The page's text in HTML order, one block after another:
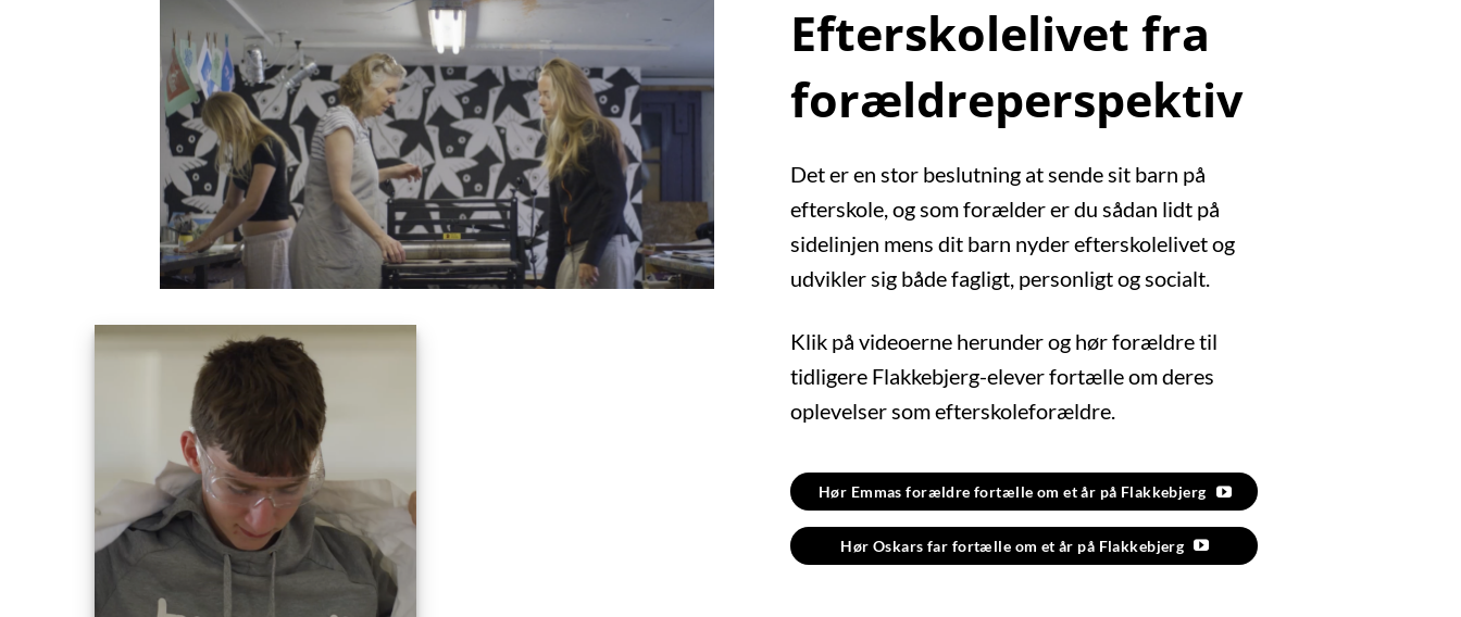
Efterskolelivet fra
forældreperspektiv
Det er en stor beslutning at sende sit barn på
efterskole, og som forælder er du sådan lidt på
sidelinjen mens dit barn nyder efterskolelivet og
udvikler sig både fagligt, personligt og socialt.
Klik på videoerne herunder og hør forældre til
tidligere Flakkebjerg-elever fortælle om deres
oplevelser som efterskoleforældre.
Hør Emmas forældre fortælle om et år på Flakkebjerg
Hør Oskars far fortælle om et år på Flakkebjerg